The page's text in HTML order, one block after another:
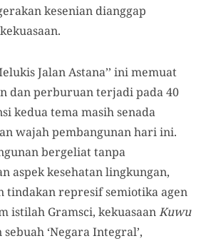
kesenian dianggap
Jalan Astana’’ ini memuat
dan perburuan terjadi pada 40
kedua tema masih senada
wajah pembangunan hari ini.
bergeliat tanpa
aspek kesehatan lingkungan,
tindakan represif semiotika agen
istilah Gramsci, kekuasaanKuwu
‘Negara Integral’,